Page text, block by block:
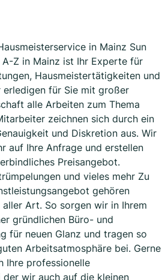
in Mainz Sun
Z in Mainz ist Ihr Experte für
Hausmeistertätigkeiten und
erledigen für Sie mit großer
alle Arbeiten zum Thema
zeichnen sich durch ein
und Diskretion aus. Wir
auf Ihre Anfrage und erstellen
Preisangebot.
und vieles mehr Zu
gehören
aller Art. So sorgen wir in Ihrem
gründlichen Büro- und
für neuen Glanz und tragen so
Arbeitsatmosphäre bei. Gerne
Ihre professionelle
der wir auch auf die kleinen